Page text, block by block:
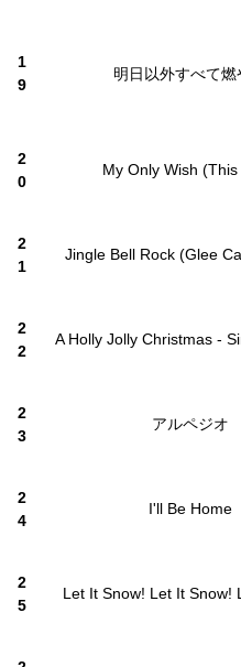
1
9
明日以外すべて燃
2
0
My Only Wish (This
2
1
Jingle Bell Rock (Glee
2
2
A Holly Jolly Christmas -
2
3
アルペジオ
2
4
I'll Be Home
2
5
Let It Snow! Let It Snow!